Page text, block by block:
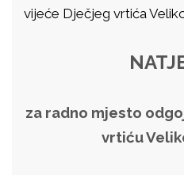
vijeće Dječjeg vrtića
za radno mjesto
vrtiću